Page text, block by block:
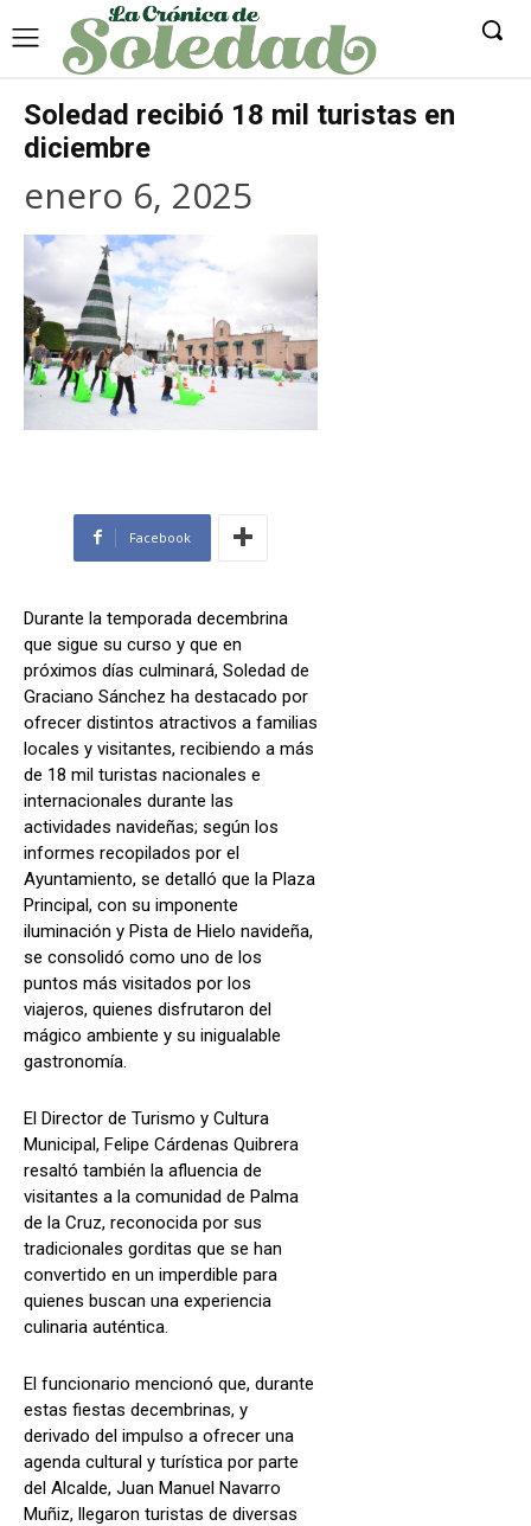
Soledad recibió 18 mil turistas en
diciembre
enero 6, 2025
Facebook
Durante la temporada decembrina
que sigue su curso y que en
próximos días culminará, Soledad de
Graciano Sánchez ha destacado por
ofrecer distintos atractivos a familias
locales y visitantes, recibiendo a más
de 18 mil turistas nacionales e
internacionales durante las
actividades navideñas; según los
informes recopilados por el
Ayuntamiento, se detalló que la Plaza
Principal, con su imponente
iluminación y Pista de Hielo navideña,
se consolidó como uno de los
puntos más visitados por los
viajeros, quienes disfrutaron del
mágico ambiente y su inigualable
gastronomía.
El Director de Turismo y Cultura
Municipal, Felipe Cárdenas Quibrera
resaltó también la afluencia de
visitantes a la comunidad de Palma
de la Cruz, reconocida por sus
tradicionales gorditas que se han
convertido en un imperdible para
quienes buscan una experiencia
culinaria auténtica.
El funcionario mencionó que, durante
estas fiestas decembrinas, y
derivado del impulso a ofrecer una
agenda cultural y turística por parte
del Alcalde, Juan Manuel Navarro
Muñiz, llegaron turistas de diversas